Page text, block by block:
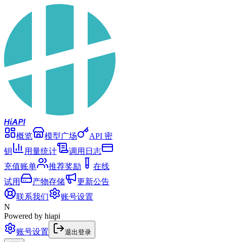
HiAPI
概览 模型广场
API 密
钥
用量统计
调用日志
充值账单
推荐奖励
在线
试用
产物存储
更新公告
联系我们
账号设置
N
Powered by hiapi
账号设置
退出登录